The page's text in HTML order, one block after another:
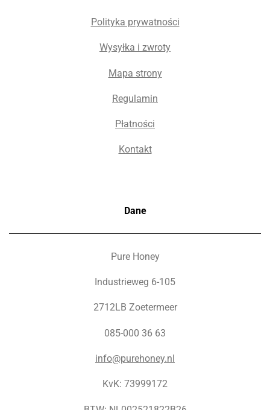
Polityka prywatności
Wysyłka i zwroty
Mapa strony
Regulamin
Płatności
Kontakt
Dane
Pure Honey
Industrieweg 6-105
2712LB Zoetermeer
085-000 36 63
info@purehoney.nl
KvK: 73999172